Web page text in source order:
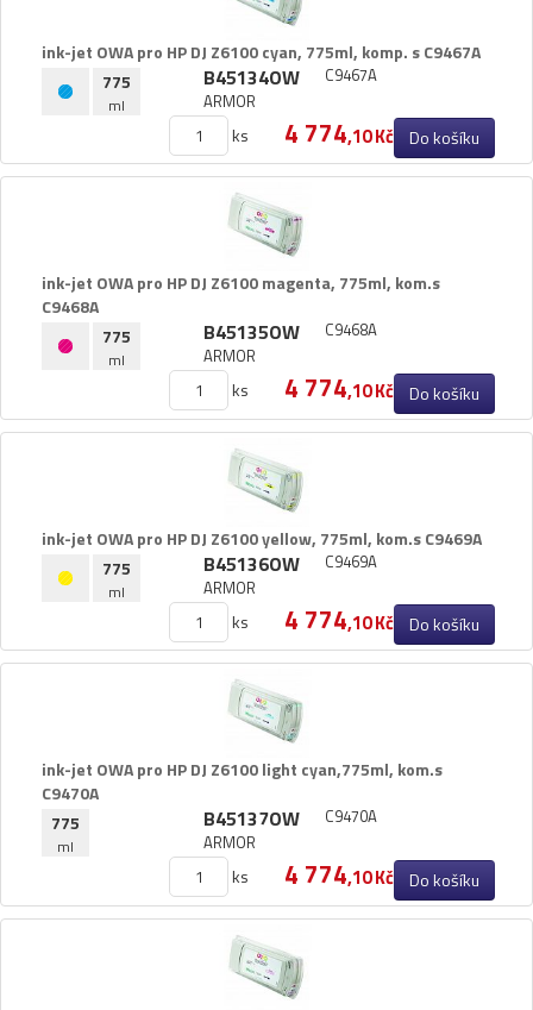
ink-​jet OWA pro HP DJ Z6100 cyan,​ 775ml,​ komp.​ s C9467A
775
ml
B45134OW
ARMOR
C9467A
ks 4 774,10 Kč Do košíku
ink-​jet OWA pro HP DJ Z6100 magenta,​ 775ml,​ kom.​s
C9468A
775
ml
B45135OW
ARMOR
C9468A
ks 4 774,10 Kč Do košíku
ink-​jet OWA pro HP DJ Z6100 yellow,​ 775ml,​ kom.​s C9469A
775
ml
B45136OW
ARMOR
C9469A
ks 4 774,10 Kč Do košíku
ink-​jet OWA pro HP DJ Z6100 light cyan,​775ml,​ kom.​s
C9470A
775
ml
B45137OW
ARMOR
C9470A
ks 4 774,10 Kč Do košíku